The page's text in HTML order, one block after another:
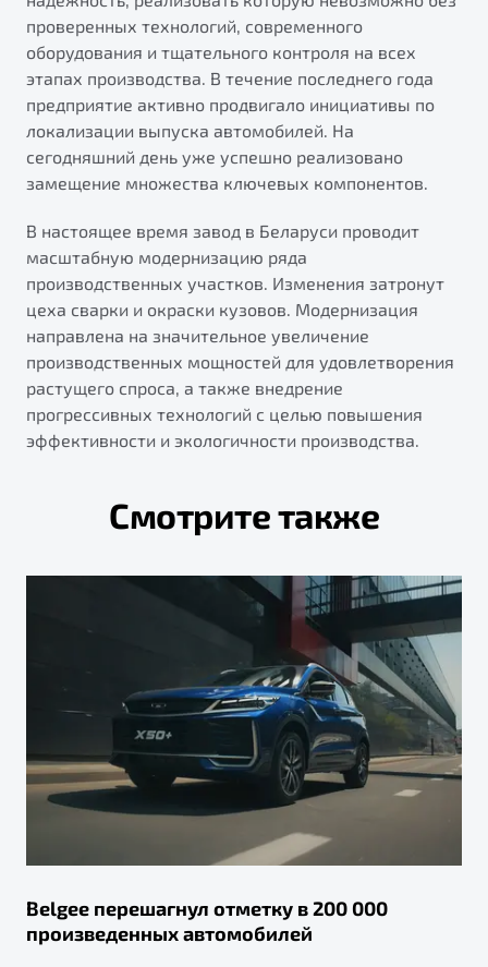
проверенных технологий, современного
оборудования и тщательного контроля на всех
этапах производства. В течение последнего года
предприятие активно продвигало инициативы по
локализации выпуска автомобилей. На
сегодняшний день уже успешно реализовано
замещение множества ключевых компонентов.
В настоящее время завод в Беларуси проводит
масштабную модернизацию ряда
производственных участков. Изменения затронут
цеха сварки и окраски кузовов. Модернизация
направлена на значительное увеличение
производственных мощностей для удовлетворения
растущего спроса, а также внедрение
прогрессивных технологий с целью повышения
эффективности и экологичности производства.
Смотрите также
Belgee перешагнул отметку в 200 000
произведенных автомобилей